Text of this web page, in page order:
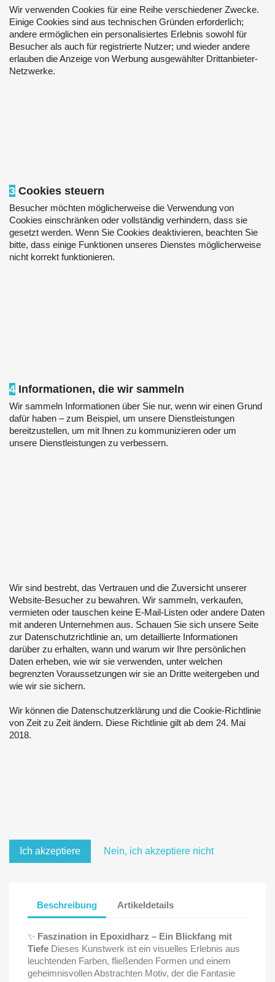
Wir verwenden Cookies für eine Reihe verschiedener Zwecke.
Einige Cookies sind aus technischen Gründen erforderlich;
andere ermöglichen ein personalisiertes Erlebnis sowohl für
Besucher als auch für registrierte Nutzer; und wieder andere
erlauben die Anzeige von Werbung ausgewählter Drittanbieter-
Netzwerke.
3 Cookies steuern
Besucher möchten möglicherweise die Verwendung von
Cookies einschränken oder vollständig verhindern, dass sie
gesetzt werden. Wenn Sie Cookies deaktivieren, beachten Sie
bitte, dass einige Funktionen unseres Dienstes möglicherweise
nicht korrekt funktionieren.
4 Informationen, die wir sammeln
Wir sammeln Informationen über Sie nur, wenn wir einen Grund
dafür haben – zum Beispiel, um unsere Dienstleistungen
bereitzustellen, um mit Ihnen zu kommunizieren oder um
unsere Dienstleistungen zu verbessern.
Wir sind bestrebt, das Vertrauen und die Zuversicht unserer
Website-Besucher zu bewahren. Wir sammeln, verkaufen,
vermieten oder tauschen keine E-Mail-Listen oder andere Daten
mit anderen Unternehmen aus. Schauen Sie sich unsere Seite
zur Datenschutzrichtlinie an, um detaillierte Informationen
darüber zu erhalten, wann und warum wir Ihre persönlichen
Daten erheben, wie wir sie verwenden, unter welchen
begrenzten Voraussetzungen wir sie an Dritte weitergeben und
wie wir sie sichern.
Wir können die Datenschutzerklärung und die Cookie-Richtlinie
von Zeit zu Zeit ändern. Diese Richtlinie gilt ab dem 24. Mai
2018.
Ich akzeptiere Nein, ich akzeptiere nicht
Beschreibung Artikeldetails
✨ Faszination in Epoxidharz – Ein Blickfang mit
Tiefe Dieses Kunstwerk ist ein visuelles Erlebnis aus
leuchtenden Farben, fließenden Formen und einem
geheimnisvollen Abstrachten Motiv, der die Fantasie